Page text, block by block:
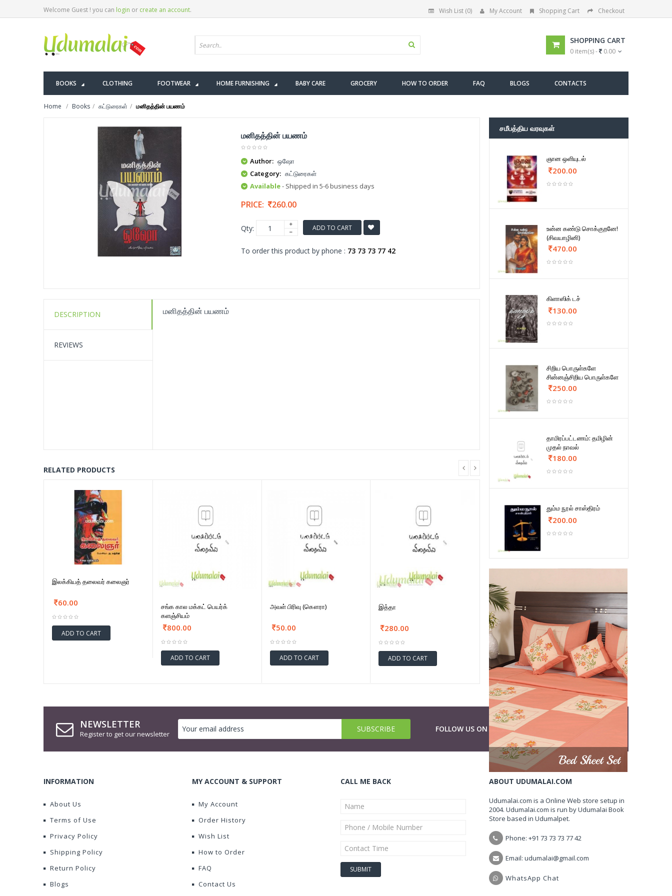
Welcome Guest ! you can login or create an account. Wish List (0) My Account Shopping Cart Checkout
SHOPPING CART
0 item(s) - 0.00
BOOKS CLOTHING FOOTWEAR HOME FURNISHING BABY CARE GROCERY HOW TO ORDER FAQ BLOGS CONTACTS
Home Books கட்டுரைகள் மனிதத்தின் பயணம்
மனிதத்தின் பயணம்
Author: ஒஷோ
Category: கட்டுரைகள்
Available- Shipped in 5-6 business days
PRICE: 260.00
Qty: ADD TO CART
To order this product by phone : 73 73 73 77 42
DESCRIPTION
REVIEWS
மனிதத்தின் பயணம்
RELATED PRODUCTS
இலக்கியத் தலைவர் கலைஞர்
60.00
ADD TO CART
சங்க கால மக்கட் பெயர்க்
களஞ்சியம்
800.00
ADD TO CART
அவள் பிரிவு (கௌரா)
50.00
ADD TO CART
இத்தா
280.00
ADD TO CART
சமீபத்திய வரவுகள்
ஞான ஒளியுடல்
200.00
உன்ன கண்டு சொக்குறனே!
(சிவயாழினி)
470.00
கிளாஸிக் டச்
130.00
சிறிய பொருள்களே
சின்னஞ்சிறிய பொருள்களே
250.00
தாமிரப்பட்டணம்: தமிழின்
முதல் நாவல்
180.00
தும்ம நூல் சாஸ்திரம்
200.00
NEWSLETTER
Register to get our newsletter
FOLLOW US ON
INFORMATION
About Us
Terms of Use
Privacy Policy
Shipping Policy
Return Policy
Blogs
MY ACCOUNT & SUPPORT
My Account
Order History
Wish List
How to Order
FAQ
Contact Us
CALL ME BACK ABOUT UDUMALAI.COM
Udumalai.com is a Online Web store setup in
2004. Udumalai.com is run by Udumalai Book
Store based in Udumalpet.
Phone: +91 73 73 73 77 42
Email: udumalai@gmail.com
WhatsApp Chat